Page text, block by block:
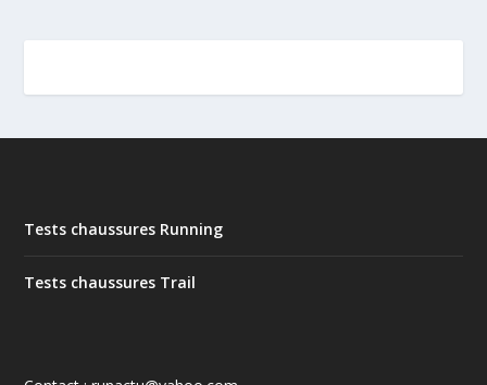
Tests chaussures Running
Tests chaussures Trail